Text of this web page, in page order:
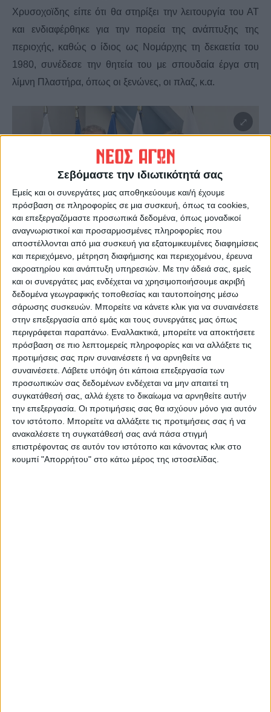
Σεβόμαστε την ιδιωτικότητά σας
Εμείς και οι συνεργάτες μας αποθηκεύουμε και/ή έχουμε
πρόσβαση σε πληροφορίες σε μια συσκευή, όπως τα cookies,
και επεξεργαζόμαστε προσωπικά δεδομένα, όπως μοναδικοί
αναγνωριστικοί και προσαρμοσμένες πληροφορίες που
αποστέλλονται από μια συσκευή για εξατομικευμένες διαφημίσεις
και περιεχόμενο, μέτρηση διαφήμισης και περιεχομένου, έρευνα
ακροατηρίου και ανάπτυξη υπηρεσιών. Με την άδειά σας, εμείς
και οι συνεργάτες μας ενδέχεται να χρησιμοποιήσουμε ακριβή
δεδομένα γεωγραφικής τοποθεσίας και ταυτοποίησης μέσω
σάρωσης συσκευών. Μπορείτε να κάνετε κλικ για να συναινέσετε
στην επεξεργασία από εμάς και τους συνεργάτες μας όπως
περιγράφεται παραπάνω. Εναλλακτικά, μπορείτε να αποκτήσετε
πρόσβαση σε πιο λεπτομερείς πληροφορίες και να αλλάξετε τις
προτιμήσεις σας πριν συναινέσετε ή να αρνηθείτε να
συναινέσετε. Λάβετε υπόψη ότι κάποια επεξεργασία των
προσωπικών σας δεδομένων ενδέχεται να μην απαιτεί τη
συγκατάθεσή σας, αλλά έχετε το δικαίωμα να αρνηθείτε αυτήν
την επεξεργασία. Οι προτιμήσεις σας θα ισχύουν μόνο για αυτόν
τον ιστότοπο. Μπορείτε να αλλάξετε τις προτιμήσεις σας ή να
ανακαλέσετε τη συγκατάθεσή σας ανά πάσα στιγμή
επιστρέφοντας σε αυτόν τον ιστότοπο και κάνοντας κλικ στο
κουμπί "Απορρήτου" στο κάτω μέρος της ιστοσελίδας.
Χρυσοχοϊδης είπε ότι θα στηρίξει την λειτουργία του ΑΤ
και ενδιαφέρθηκε για την πορεία της ανάπτυξης της
περιοχής, καθώς ο ίδιος ως Νομάρχης τη δεκαετία του
1980, συνέδεσε την θητεία του με σπουδαία έργα στη
λίμνη Πλαστήρα, όπως οι ξενώνες, οι πλαζ, κ.α.
Ακολούθως ο δήμαρχος επισκέφθηκε το Υπουργείο
Κλιματικής Κρίσης και Πολιτικής Προστασίας, όπου είχε
διαδοχικές συναντήσεις με τον Γ.Γ. Αποκατάστασης και
Αρωγής κ. Καμπούρη για το θέματα αποκαταστάσεως
των πληγέντων από τον Daniel.
Ο κ. Νάνος ζήτησε την επίσπευση των διαδικασιών
αποζημίωσης των πληγέντων, καθώς και την ένταξη των
αστέγων στο καθεστώς αποκατάστασης των κατοίκων της
Μεταμόρφωσης Παλαμά. Επίσης ο δήμαρχος έθεσε θέμα